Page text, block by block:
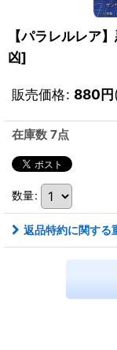
【パラレルレア
凶]
販売価格: 880円
在庫数 7点
数量:
返品特約に関する